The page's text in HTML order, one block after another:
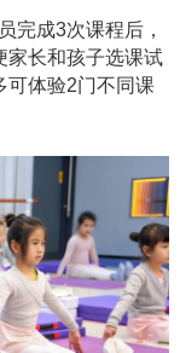
完成3次课程后，
家长和孩子选课试
可体验2门不同课